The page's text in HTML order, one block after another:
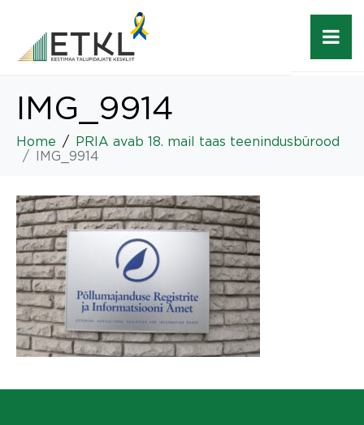
IMG_9914
Home
PRIA avab 18. mail taas teenindusbürood
IMG_9914